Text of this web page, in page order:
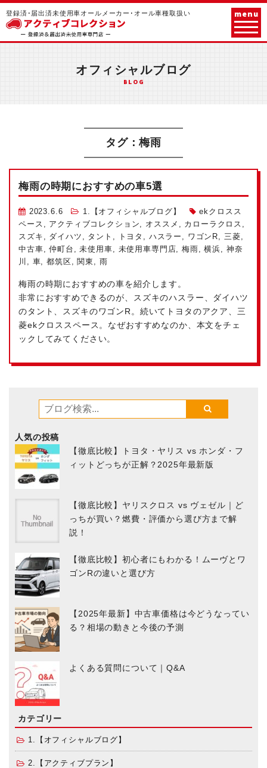
登録済･届出済未使用車オールメーカー･オール車種取扱い menu
オフィシャルブログ
BLOG
タグ：梅雨
梅雨の時期におすすめの車5選
2023.6.6 1.【オフィシャルブログ】
ekクロスス
ペース
アクティブコレクション オススメ カローラクロス
スズキ
ダイハツ タント トヨタ ハスラー ワゴンR 三菱
中古車 ,仲町台 ,未使用車 未使用車専門店 ,梅雨 ,横浜
神奈
川
車 ,都筑区 関東 雨
梅雨の時期におすすめの車を紹介します。
非常におすすめできるのが、スズキのハスラー、ダイハツ
のタント、スズキのワゴンR。続いてトヨタのアクア、三
菱ekクロススペース。なぜおすすめなのか、本文をチェ
ックしてみてください。
人気の投稿
【徹底比較】トヨタ・ヤリス vs ホンダ・フ
ィットどっちが正解？2025年最新版
【徹底比較】ヤリスクロス vs ヴェゼル｜ど
っちが買い？燃費・評価から選び方まで解
説！
【徹底比較】初心者にもわかる！ムーヴとワ
ゴンRの違いと選び方
【2025年最新】中古車価格は今どうなってい
る？相場の動きと今後の予測
よくある質問について｜Q&A
カテゴリー
1.【オフィシャルブログ】
2.【アクティブプラン】